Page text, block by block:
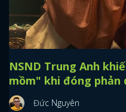
NSND Trung Anh
mồm" khi đóng phản
Đức Nguyên